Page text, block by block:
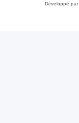
Développé par